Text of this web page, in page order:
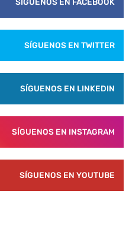
SÍGUENOS EN TWITTER
SÍGUENOS EN LINKEDIN
SÍGUENOS EN INSTAGRAM
SÍGUENOS EN YOUTUBE